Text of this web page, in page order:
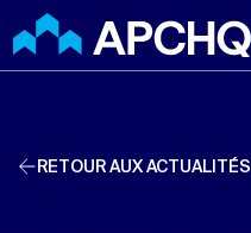
RETOUR AUX ACTUALITÉS